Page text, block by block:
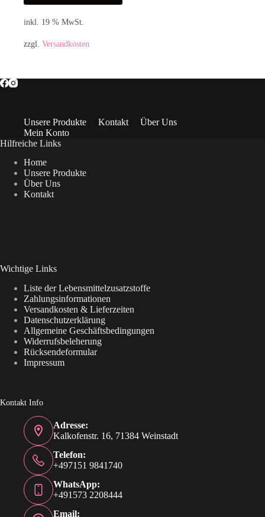
inkl. 19 % MwSt.
zzgl. Versandkosten
Unsere Produkte Kontakt
Über Uns
Mein Konto
Hilfreiche Links
Home
Unsere Produkte
Über Uns
Kontakt
Wichtige Links
Liste der Lebensmittelzusatzstoffe
Zahlungsinformationen
Versandkosten & Lieferzeiten
Datenschutzerklärung
Allgemeine Geschäftsbedingungen
Widerrufsbeleherung
Rücksendeformular
Impressum
Kontakt Info
Adresse:
Kalkofenstr. 16, 71384 Weinstadt
Telefon:
+497151 9841740
WhatsApp:
+491573 2208444
Email: